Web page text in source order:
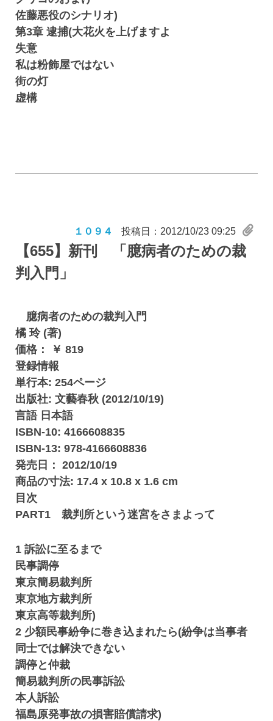
佐藤悪役のシナリオ)
第3章 逮捕(大花火を上げますよ
失意
私は粉飾屋ではない
街の灯
虚構
１０９４ 投稿日：2012/10/23 09:25
【655】 新刊 「臆病者のための裁
判入門」
臆病者のための裁判入門
橘 玲 (著)
価格： ￥ 819
登録情報
単行本: 254ページ
出版社: 文藝春秋 (2012/10/19)
言語 日本語
ISBN-10: 4166608835
ISBN-13: 978-4166608836
発売日： 2012/10/19
商品の寸法: 17.4 x 10.8 x 1.6 cm
目次
PART1 裁判所という迷宮をさまよって
1 訴訟に至るまで
民事調停
東京簡易裁判所
東京地方裁判所
東京高等裁判所)
2 少額民事紛争に巻き込まれたら(紛争は当事者
同士では解決できない
調停と仲裁
簡易裁判所の民事訴訟
本人訴訟
福島原発事故の損害賠償請求)